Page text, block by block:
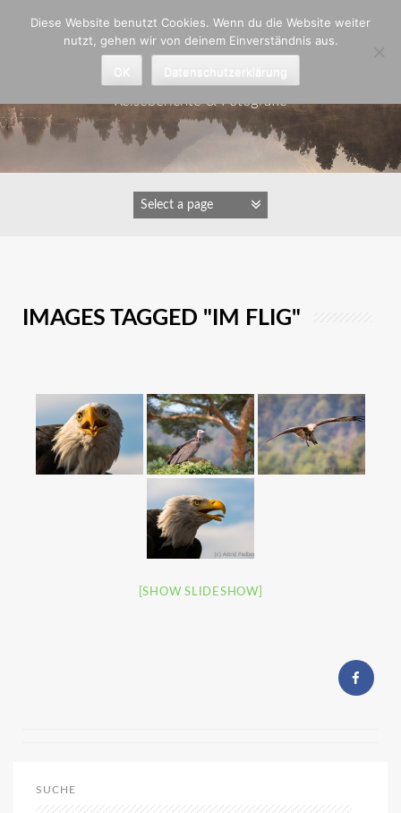
Astrid Padberg
Reiseberichte & Fotografie
IMAGES TAGGED "IM FLIG"
[SHOW SLIDESHOW]
SUCHE
Diese Website benutzt Cookies. Wenn du die Website weiter
nutzt, gehen wir von deinem Einverständnis aus.